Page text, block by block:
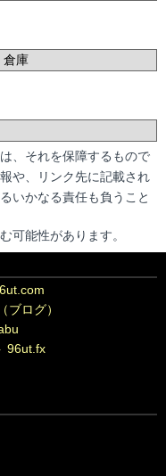
倉庫
、それを保障するもので
や、リンク先に記載され
いかなる責任も負うこと
可能性があります。
ログ）
96ut.fx